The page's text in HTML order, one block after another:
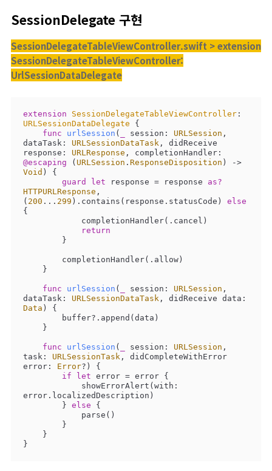
SessionDelegate 구현
SessionDelegateTableViewController.swift > extension
SessionDelegateTableViewController:
UrlSessionDataDelegate
extension SessionDelegateTableViewController
URLSessionDataDelegate
{
func
urlSession ( session : URLSession
dataTask : URLSessionDataTask , didReceive
response : URLResponse , completionHandler
@escaping ( URLSession . ResponseDisposition
Void )
{
guard
let response = response as?
HTTPURLResponse ,
( 200 ... 299 ).contains(response.statusCode) else
{
return
func urlSession ( session : URLSession
dataTask : URLSessionDataTask , didReceive data
Data )
{
        buffer
? .append(data)
func urlSession ( session : URLSession
task : URLSessionTask , didCompleteWithError
error : Error?)
{
if
let error = error {
error.localizedDescription)
        }
else {
}